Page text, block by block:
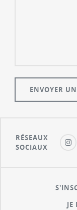
RÉSEAUX
SOCIAUX
JE